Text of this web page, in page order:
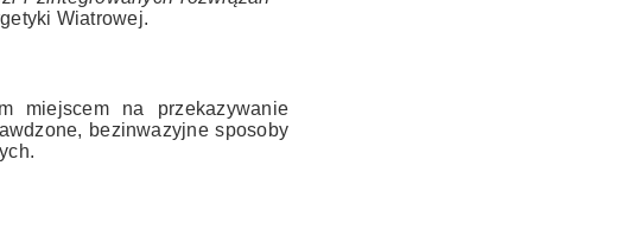
Wiatrowej.
miejscem na przekazywanie
bezinwazyjne sposoby